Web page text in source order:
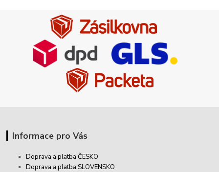
Informace pro Vás
Doprava a platba ČESKO
Doprava a platba SLOVENSKO